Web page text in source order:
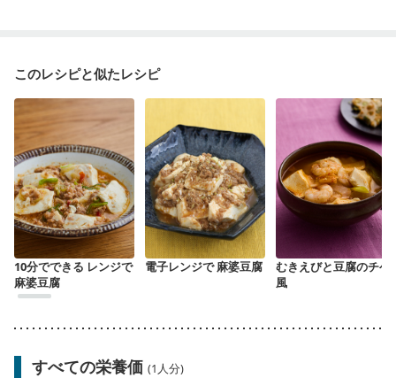
このレシピと似たレシピ
10分でできる レンジで
麻婆豆腐
電子レンジで 麻婆豆腐
むきえびと豆腐のチゲ
風
すべての栄養価 (1人分)